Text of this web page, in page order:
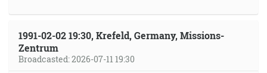
1991-02-02 19:30, Krefeld, Germany, Missions-
Zentrum
Broadcasted: 2026-07-11 19:30